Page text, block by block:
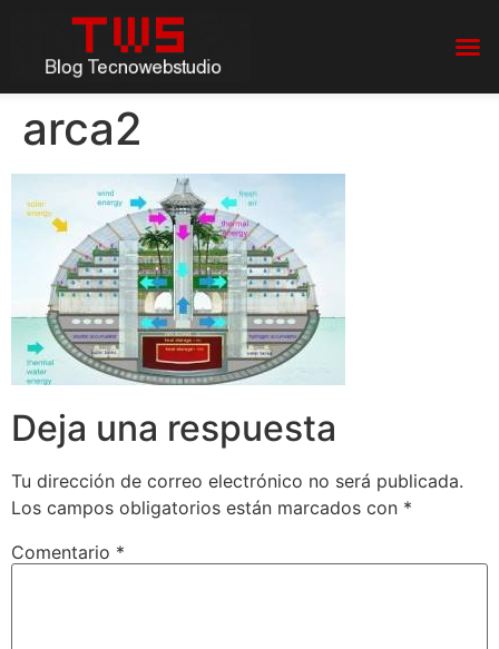
arca2
Deja una respuesta
Tu dirección de correo electrónico no será publicada.
Los campos obligatorios están marcados con *
Comentario *